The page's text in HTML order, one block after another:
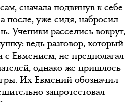
сначала подвинув к себе
после, уже сидя, набросил
Ученики расселись вокруг,
ведь разговор, который
с Евмением, не предполагал
однако же пришлось
Их Евмений обозначил
запротестовал